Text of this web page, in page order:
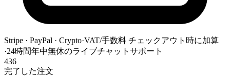
Stripe · PayPal · Crypto·VAT/手数料 チェックアウト時に加算
·24時間年中無休のライブチャットサポート
436
完了した注文